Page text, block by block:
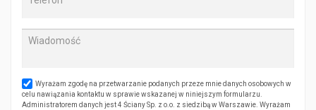
Wyrażam zgodę na przetwarzanie podanych przeze mnie danych osobowych w
celu nawiązania kontaktu w sprawie wskazanej w niniejszym formularzu.
Administratorem danych jest 4 Ściany Sp. z o.o. z siedzibą w Warszawie. Wyrażam